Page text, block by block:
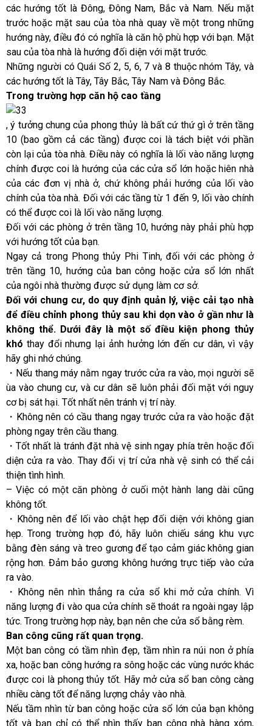
các hướng tốt là Đông, Đông Nam, Bắc và Nam. Nếu mặt
trước hoặc mặt sau của tòa nhà quay về một trong những
hướng này, điều đó có nghĩa là căn hộ phù hợp với bạn. Mặt
sau của tòa nhà là hướng đối diện với mặt trước.
Những người có Quái Số 2, 5, 6, 7 và 8 thuộc nhóm Tây, và
các hướng tốt là Tây, Tây Bắc, Tây Nam và Đông Bắc.
Trong trường hợp căn hộ cao tầng
, ý tưởng chung của phong thủy là bất cứ thứ gì ở trên tầng
10 (bao gồm cả các tầng) được coi là tách biệt với phần
còn lại của tòa nhà. Điều này có nghĩa là lối vào năng lượng
chính được coi là hướng của các cửa sổ lớn hoặc hiên nhà
của các đơn vị nhà ở, chứ không phải hướng của lối vào
chính của tòa nhà. Đối với các tầng từ 1 đến 9, lối vào chính
có thể được coi là lối vào năng lượng.
Đối với các phòng ở trên tầng 10, hướng này phải phù hợp
với hướng tốt của bạn.
Ngay cả trong Phong thủy Phi Tinh, đối với các phòng ở
trên tầng 10, hướng của ban công hoặc cửa sổ lớn nhất
của ngôi nhà thường được sử dụng làm cơ sở.
Đối với chung cư, do quy định quản lý, việc cải tạo nhà
để điều chỉnh phong thủy sau khi dọn vào ở gần như là
không thể. Dưới đây là một số điều kiện phong thủy
khó thay đổi nhưng lại ảnh hưởng lớn đến cư dân, vì vậy
hãy ghi nhớ chúng.
・Nếu thang máy nằm ngay trước cửa ra vào, mọi người sẽ
ùa vào chung cư, và cư dân sẽ luôn phải đối mặt với nguy
cơ bị sát hại. Tốt nhất nên tránh vị trí này.
・Không nên có cầu thang ngay trước cửa ra vào hoặc đặt
phòng ngay trên cầu thang.
・Tốt nhất là tránh đặt nhà vệ sinh ngay phía trên hoặc đối
diện cửa ra vào. Thay đổi vị trí cửa nhà vệ sinh có thể cải
thiện tình hình.
– Việc có một căn phòng ở cuối một hành lang dài cũng
không tốt.
・Không nên để lối vào chật hẹp đối diện với không gian
hẹp. Trong trường hợp đó, hãy luôn chiếu sáng khu vực
bằng đèn sáng và treo gương để tạo cảm giác không gian
rộng hơn. Đảm bảo gương không hướng trực tiếp vào cửa
ra vào.
・Không nên nhìn thẳng ra cửa sổ khi mở cửa chính. Vì
năng lượng đi vào qua cửa chính sẽ thoát ra ngoài ngay lập
tức. Trong trường hợp này, bạn nên che cửa sổ bằng rèm.
Ban công cũng rất quan trọng.
Một ban công có tầm nhìn đẹp, tầm nhìn ra núi non ở phía
xa, hoặc ban công hướng ra sông hoặc các vùng nước khác
được coi là phong thủy tốt. Hãy mở cửa sổ ban công càng
nhiều càng tốt để năng lượng chảy vào nhà.
Nếu tầm nhìn từ ban công hoặc cửa sổ lớn của bạn không
tốt và bạn chỉ có thể nhìn thấy ban công nhà hàng xóm,